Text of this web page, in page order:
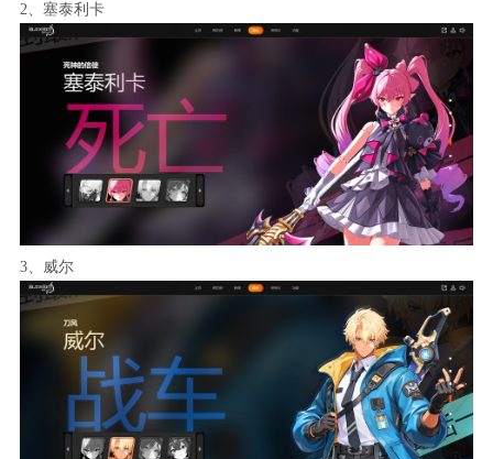
2、塞泰利卡
3、威尔